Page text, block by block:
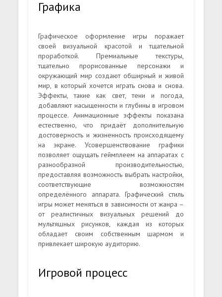
Графика
Графическое оформление игры поражает
своей визуальной красотой и тщательной
проработкой. Премиальные текстуры,
тщательно прорисованные персонажи и
окружающий мир создают обширный и живой
мир, в который хочется играть снова и снова.
Эффекты, такие как свет, тени и погода,
добавляют насыщенности и глубины в игровом
процессе. Анимационные эффекты показана
естественно, что придаёт дополнительную
достоверность и жизненность происходящему
на экране. Усовершенствование графики
позволяет ощущать геймплеем на аппаратах с
разнообразной производительностью,
предоставляя возможность выбрать настройки,
соответствующие возможностям
определённого аппарата. Графический стиль
игры может меняться в зависимости от жанра –
от реалистичных визуальных решений до
мультяшных рисунков, каждая из которых
обладает своим собственным шармом и
привлекает широкую аудиторию.
Игровой процесс